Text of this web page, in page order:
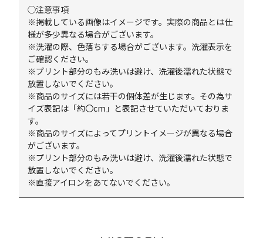
◯注意事項
※掲載している画像はイメージです。実際の商品とは仕
様が多少異なる場合がございます。
※洗濯の際、色落ちする場合がございます。洗濯表示を
ご確認ください。
※プリント部分のもみ洗いは避け、洗濯後濡れた状態で
放置しないでください。
※商品のサイズには若干の個体差が生じます。その為サ
イズ表記は「約〇cm」と表記させていただいておりま
す。
※商品のサイズによってプリントイメージが異なる場合
がございます。
※プリント部分のもみ洗いは避け、洗濯後濡れた状態で
放置しないでください。
※直接アイロンをあてないでください。